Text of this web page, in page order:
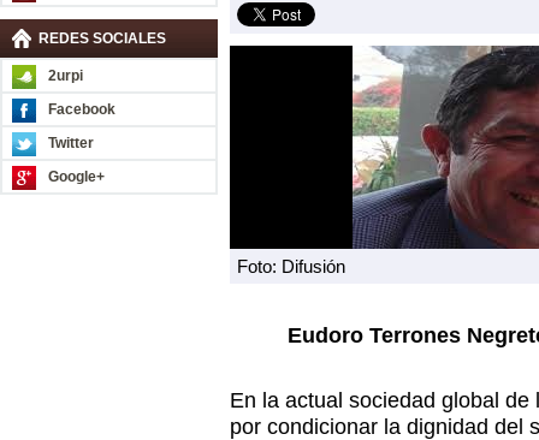
REDES SOCIALES
2urpi
Facebook
Twitter
Google+
Foto: Difusión
Eudoro Terrones
En la actual sociedad global
por condicionar la dignidad del